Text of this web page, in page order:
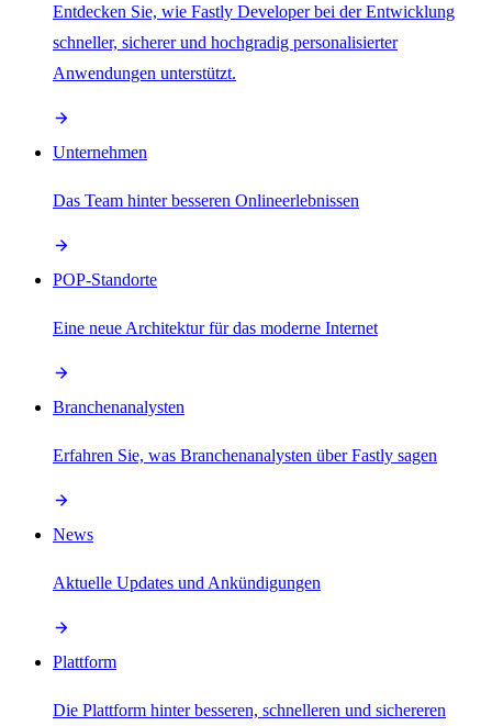
Entdecken Sie, wie Fastly Developer bei der Entwicklung
schneller, sicherer und hochgradig personalisierter
Anwendungen unterstützt.
Unternehmen
Das Team hinter besseren Onlineerlebnissen
POP-Standorte
Eine neue Architektur für das moderne Internet
Branchenanalysten
Erfahren Sie, was Branchenanalysten über Fastly sagen
News
Aktuelle Updates und Ankündigungen
Plattform
Die Plattform hinter besseren, schnelleren und sichereren